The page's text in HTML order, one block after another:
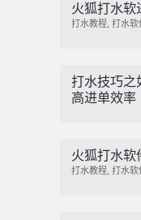
火狐打水软
打水教程, 打水软
打水技巧之
高进单效率
火狐打水软
打水教程, 打水软